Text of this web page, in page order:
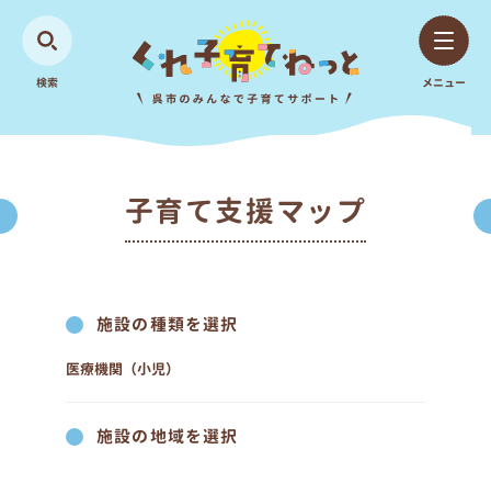
検索 メニュー
子育て支援マップ
施設の種類を選択
医療機関（小児）
施設の地域を選択